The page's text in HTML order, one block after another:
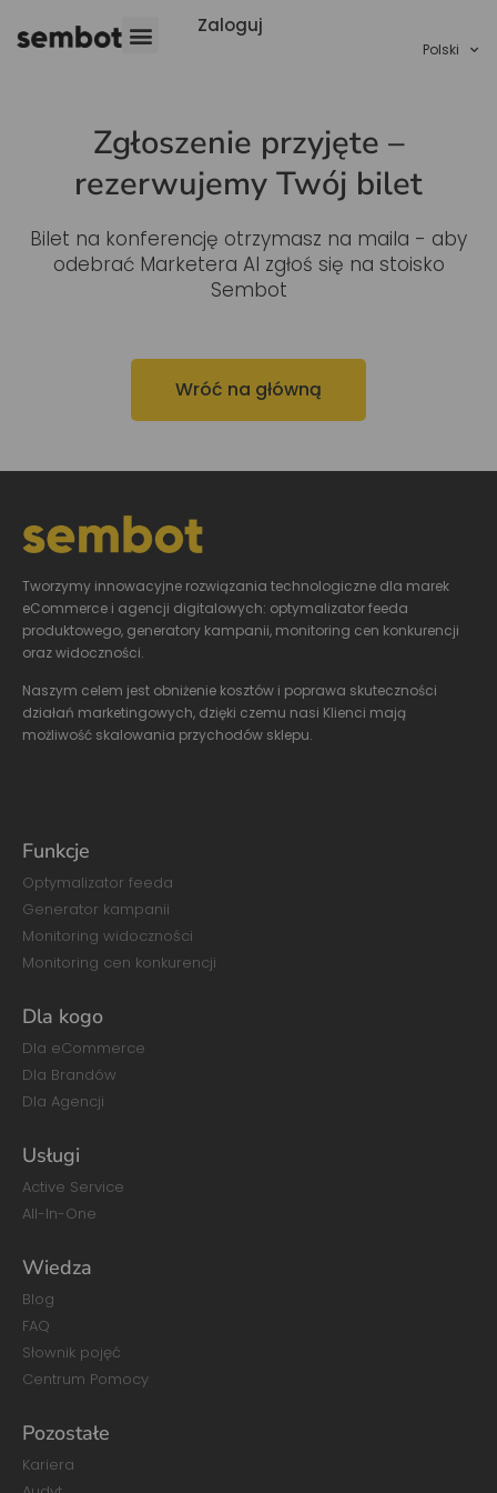
Zaloguj
Polski
Zgłoszenie przyjęte –
rezerwujemy Twój bilet
Bilet na konferencję otrzymasz na maila - aby
odebrać Marketera AI zgłoś się na stoisko
Sembot
Wróć na główną
Tworzymy innowacyjne rozwiązania technologiczne dla marek
eCommerce i agencji digitalowych: optymalizator feeda
produktowego, generatory kampanii, monitoring cen konkurencji
oraz widoczności.
Naszym celem jest obniżenie kosztów i poprawa skuteczności
działań marketingowych, dzięki czemu nasi Klienci mają
możliwość skalowania przychodów sklepu.
Funkcje
Optymalizator feeda
Generator kampanii
Monitoring widoczności
Monitoring cen konkurencji
Dla kogo
Dla eCommerce
Dla Brandów
Dla Agencji
Usługi
Active Service
All-In-One
Wiedza
Blog
FAQ
Słownik pojęć
Centrum Pomocy
Pozostałe
Kariera